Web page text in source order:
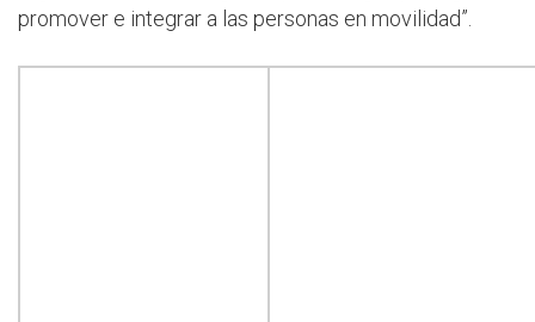
promover e integrar a las personas en movilidad”.